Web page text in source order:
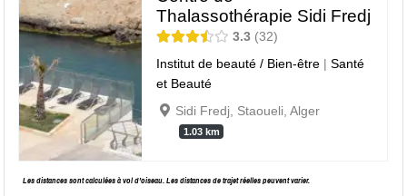
Thalassothérapie Sidi Fredj
3.3 32
Institut de beauté / Bien-être |Santé
et Beauté
Sidi Fredj, Staoueli, Alger
1.03 km
Les distances sont calculées à vol d’oiseau. Les distances de trajet réelles peuvent varier.